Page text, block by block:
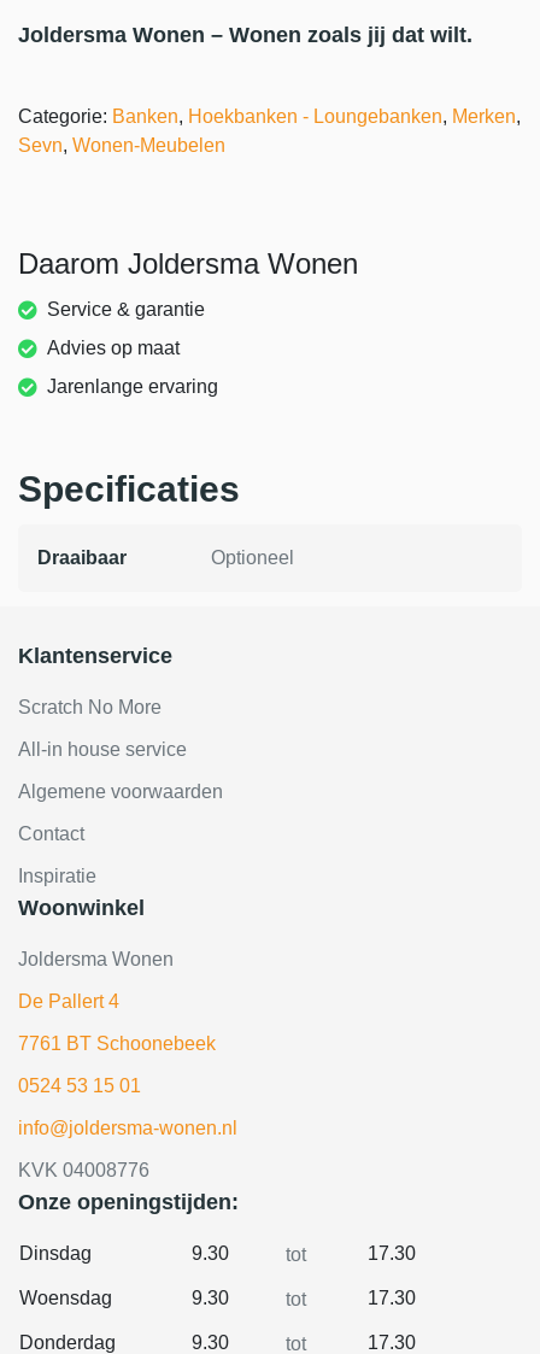
Joldersma Wonen – Wonen zoals jij dat wilt.
Categorie: Banken, Hoekbanken - Loungebanken, Merken,
Sevn, Wonen-Meubelen
Daarom Joldersma Wonen
Service & garantie
Advies op maat
Jarenlange ervaring
Specificaties
Draaibaar Optioneel
Klantenservice
Scratch No More
All-in house service
Algemene voorwaarden
Contact
Inspiratie
Woonwinkel
Joldersma Wonen
De Pallert 4
7761 BT Schoonebeek
0524 53 15 01
info@joldersma-wonen.nl
KVK 04008776
Onze openingstijden:
Dinsdag 9.30 tot 17.30
Woensdag 9.30 tot 17.30
Donderdag 9.30 tot 17.30